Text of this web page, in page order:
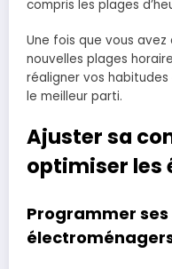
compris les plages
Une fois que vous
nouvelles plages
réaligner vos
le meilleur parti.
Ajuster sa
optimiser les
Programmer